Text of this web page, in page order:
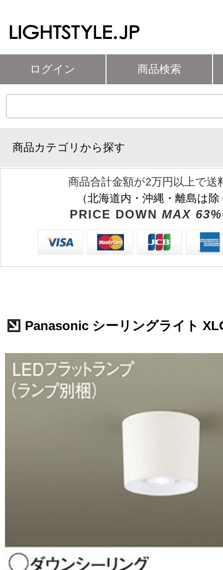
ログイン 商品検索
商品カテゴリから探す
商品合計金額が2万円以上で送
（北海道内・沖縄・離島は
PRICE DOWN MAX
Panasonic シーリングライト